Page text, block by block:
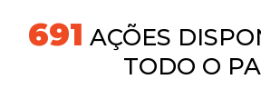
718 AÇÕES
TODO O